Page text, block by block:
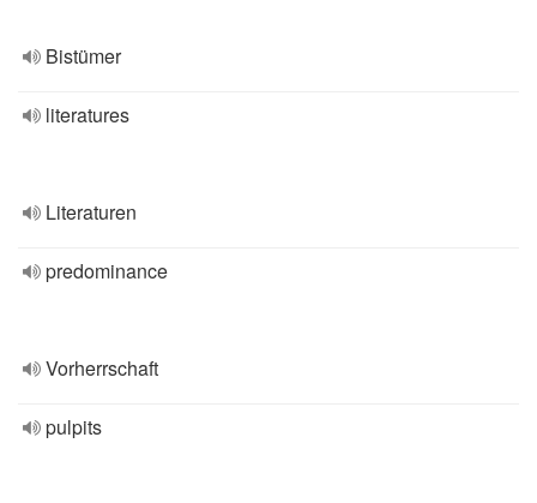
Bistümer
literatures
Literaturen
predominance
Vorherrschaft
pulpits